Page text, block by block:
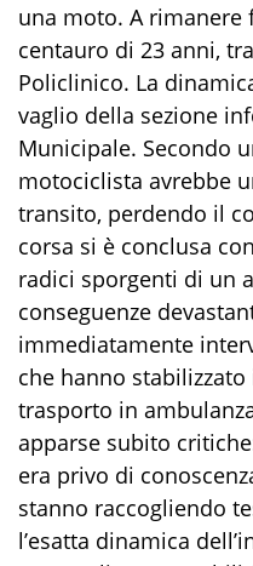
una moto. A rimanere
centauro di 23 anni,
Policlinico. La
vaglio della sezione
Municipale. Secondo
motociclista avrebbe
transito, perdendo il
corsa si è conclusa
radici sporgenti di un
conseguenze
immediatamente
che hanno
trasporto in
apparse subito
era privo di
stanno raccogliendo
l’esatta dinamica